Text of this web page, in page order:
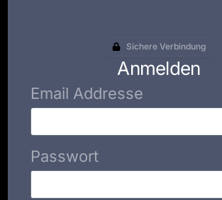
Sichere Verbindung
Anmelden
Email Addresse
Passwort